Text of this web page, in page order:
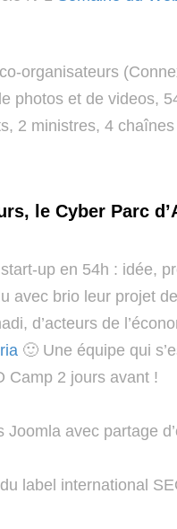
organisateurs
photos et de videos,
2 ministres, 4
le Cyber Parc
up en 54h : idée,
avec brio leur projet
d’acteurs de
🙂 Une équipe qui
Camp 2 jours avant !
avec partage
label international